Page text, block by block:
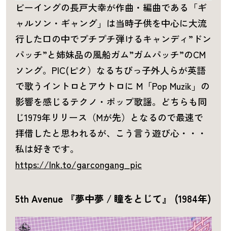
ビーイングの長戸大幸が作曲・編曲である「ギ
ャルソン・ギャング」は当時子供を中心に大流
行した口の中でプチプチ弾けるキャンディ”ドン
パッチ”と姉妹品の風船ガム”ガムパッチ”のCM
ソング。PIC(ピク）なるちびっ子外人らが英語
で歌うイントロとアウトロに M「Pop Muzik」の
影響を感じるテクノ・ポップ歌謡。どちらも同
じ1979年リリース（Mが先）となるので最速で
拝借したと思われるが、こう言う遊び心・・・
私は好きです。
https://lnk.to/garcongang_pic
5th Avenue 『夢中夢 / 瞳をとじて』 (1984年)